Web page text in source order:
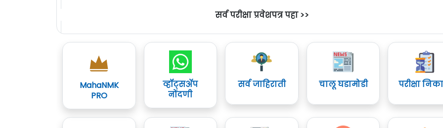
सर्व परीक्षा प्रवेशपत्र पहा >>
MahaNMK
PRO
व्हॉट्सॲप
नोंदणी
सर्व जाहिराती चालू घडामोडी परीक्षा